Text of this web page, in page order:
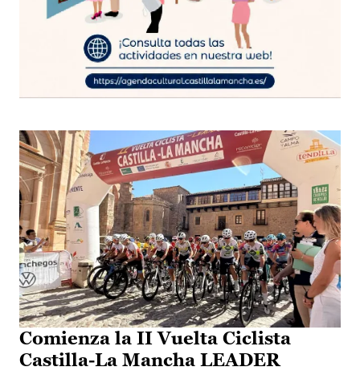
Comienza la II Vuelta Ciclista
Castilla-La Mancha LEADER